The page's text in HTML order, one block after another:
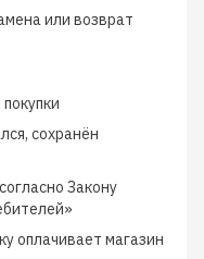
или возврат
сохранён
Закону
оплачивает магазин